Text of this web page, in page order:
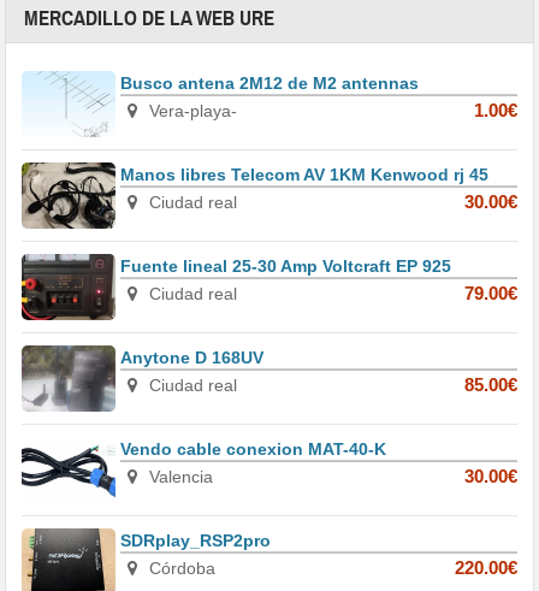
MERCADILLO DE LA WEB URE
Busco antena 2M12 de M2 antennas
Vera-playa-
1.00€
Manos libres Telecom AV 1KM Kenwood rj 45
Ciudad real
30.00€
Fuente lineal 25-30 Amp Voltcraft EP 925
Ciudad real
79.00€
Anytone D 168UV
Ciudad real
85.00€
Vendo cable conexion MAT-40-K
Valencia
30.00€
SDRplay_RSP2pro
Córdoba
220.00€